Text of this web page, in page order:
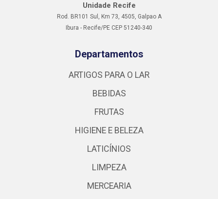
Unidade Recife
Rod. BR101 Sul, Km 73, 4505, Galpao A
Ibura - Recife/PE CEP 51240-340
Departamentos
ARTIGOS PARA O LAR
BEBIDAS
FRUTAS
HIGIENE E BELEZA
LATICÍNIOS
LIMPEZA
MERCEARIA